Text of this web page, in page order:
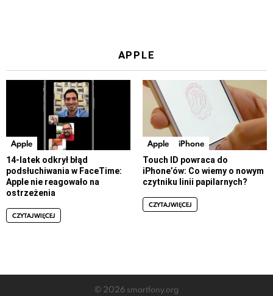
APPLE
Apple
14-latek odkrył błąd
podsłuchiwania w FaceTime:
Apple nie reagowało na
ostrzeżenia
CZYTAJ WIĘCEJ
Apple iPhone
Touch ID powraca do
iPhone’ów: Co wiemy o nowym
czytniku linii papilarnych?
CZYTAJ WIĘCEJ
© 2026 smartfony.org